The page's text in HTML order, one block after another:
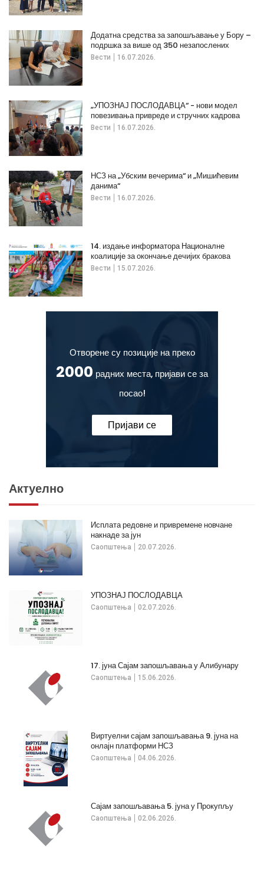
Вести 16.07.2026.
Додатна средства за запошљавање у Бору –
подршка за више од 350 незапослених
Вести 16.07.2026.
„УПОЗНАЈ ПОСЛОДАВЦА“ - нови модел
повезивања привреде и стручних кадрова
Вести 16.07.2026.
НСЗ на „Убским вечерима“ и „Мишићевим
данима“
Вести 15.07.2026.
14. издање информатора Националне
коалиције за окончање дечијих бракова
Отворене су позиције на преко
2000 радних места, пријави се за
посао!
Пријави се
Актуелно
Саопштења 20.07.2026.
Исплата редовне и привремене новчане
накнаде за јун
Саопштења 02.07.2026.
УПОЗНАЈ ПОСЛОДАВЦА
Саопштења 15.06.2026.
17. јуна Сајам запошљавања у Алибунару
Саопштења 04.06.2026.
Виртуелни сајам запошљавања 9. јуна на
онлајн платформи НСЗ
Саопштења 02.06.2026.
Сајам запошљавања 5. јуна у Прокупљу